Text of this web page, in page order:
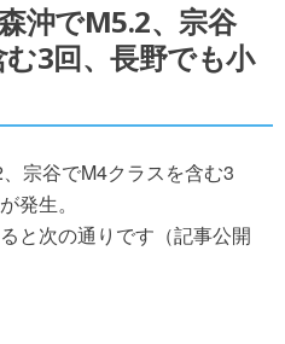
沖でM5.2、宗谷
3回、長野でも小
宗谷でM4クラスを含む3
発生。
と次の通りです（記事公開